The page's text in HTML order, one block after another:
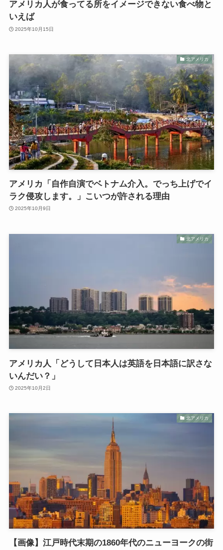
アメリカ人が食ってる所をイメージできない食べ物と
いえば
2025年10月15日
北アメリカ
アメリカ「自作自演でベトナム介入。でっち上げでイ
ラク侵攻します。」こいつが許される理由
2025年10月9日
北アメリカ
アメリカ人「どうして日本人は英語を日本語に訳さな
いんだい？」
2025年10月2日
北アメリカ
【画像】江戸時代末期の1860年代のニューヨークの街